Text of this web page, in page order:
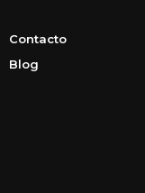
Contacto
Blog